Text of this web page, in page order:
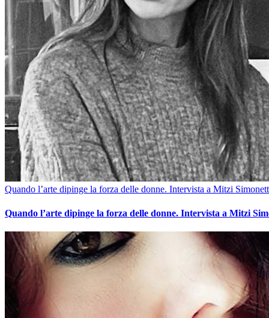
Quando l’arte dipinge la forza delle donne. Intervista a Mitzi
Quando l’arte dipinge la forza delle donne. Intervista a Mitzi